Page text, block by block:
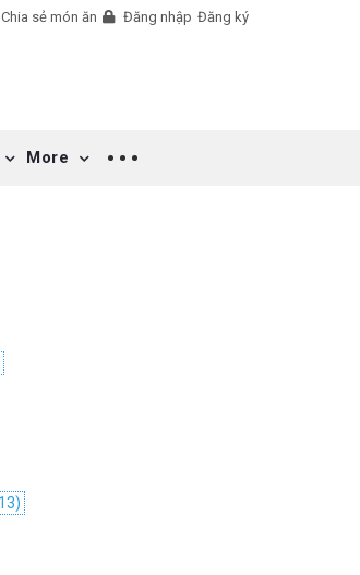
Chia sẻ món ăn Đăng nhập Đăng ký
More